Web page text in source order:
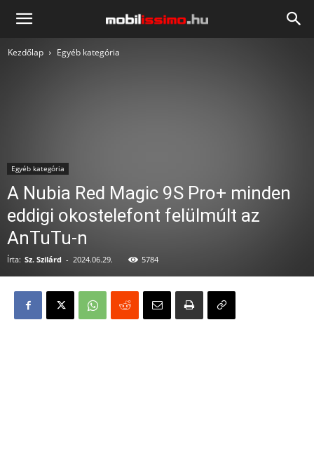
Mobilissimo.hu
Kezdőlap Egyéb kategória
Egyéb kategória
A Nubia Red Magic 9S Pro+ minden
eddigi okostelefont felülmúlt az
AnTuTu-n
Írta: Sz. Szilárd - 2024.06.29. 5784